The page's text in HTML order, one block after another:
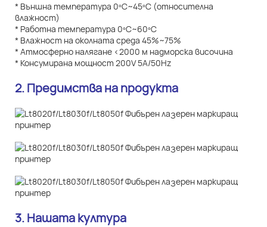
* Външна температура 0ºC~45ºC (относителна
влажност)
* Работна температура 0ºC~60ºC
* Влажност на околната среда 45%~75%
* Атмосферно налягане <2000 м надморска височина
* Консумирана мощност 200V 5A/50Hz
2. Предимства на продукта
3. Нашата култура